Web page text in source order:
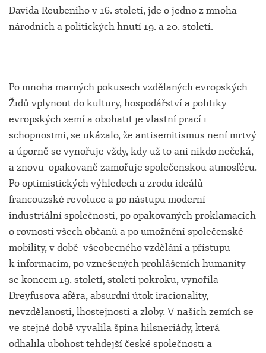
Davida Reubeniho v 16. století, jde o jedno z mnoha
národních a politických hnutí 19. a 20. století.
Po mnoha marných pokusech vzdělaných evropských
Židů vplynout do kultury, hospodářství a politiky
evropských zemí a obohatit je vlastní prací i
schopnostmi, se ukázalo, že antisemitismus není mrtvý
a úporně se vynořuje vždy, kdy už to ani nikdo nečeká,
a znovu opakovaně zamořuje společenskou atmosféru.
Po optimistických výhledech a zrodu ideálů
francouzské revoluce a po nástupu moderní
industriální společnosti, po opakovaných proklamacích
o rovnosti všech občanů a po umožnění společenské
mobility, v době všeobecného vzdělání a přístupu
k informacím, po vznešených prohlášeních humanity –
se koncem 19. století, století pokroku, vynořila
Dreyfusova aféra, absurdní útok iracionality,
nevzdělanosti, lhostejnosti a zloby. V našich zemích se
ve stejné době vyvalila špína hilsneriády, která
odhalila ubohost tehdejší české společnosti a